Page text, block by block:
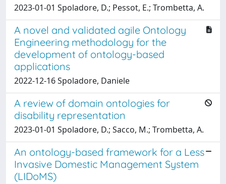
2023-01-01 Spoladore, D.; Pessot, E.; Trombetta, A.
A novel and validated agile Ontology
Engineering methodology for the
development of ontology-based
applications
2022-12-16 Spoladore, Daniele
A review of domain ontologies for
disability representation
2023-01-01 Spoladore, D.; Sacco, M.; Trombetta, A.
An ontology-based framework for a Less
Invasive Domestic Management System
(LIDoMS)